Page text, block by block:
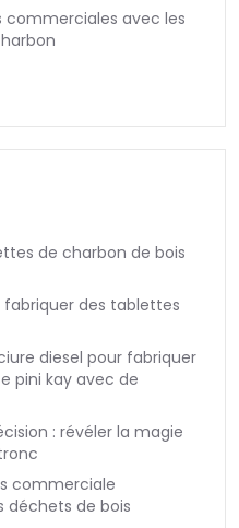
avec les
de charbon de bois
des tablettes
diesel pour fabriquer
pini kay avec de
: révéler la magie
commerciale
déchets de bois